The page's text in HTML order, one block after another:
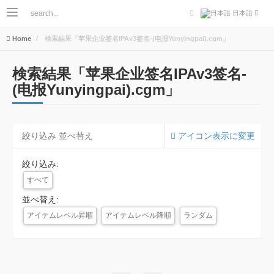
日本語
Home 検索結果「苹果企业签名IPAv3签名-(电报Yunyingpai).cgm」
検索結果「苹果企业签名IPAv3签名-
(电报Yunyingpai).cgm」
絞り込み 並べ替え アイコン表示に変更
絞り込み:
すべて
並べ替え:
アイテムレベル昇順 アイテムレベル降順 ランダム